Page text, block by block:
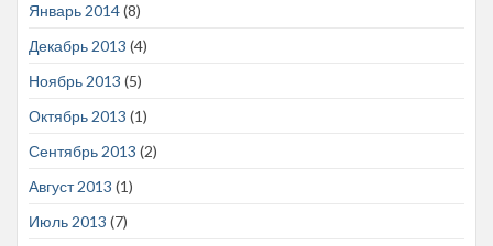
Январь 2014(8)
Декабрь 2013 (4)
Ноябрь 2013 (5)
Октябрь 2013 (1)
Сентябрь 2013 (2)
Август 2013 (1)
Июль 2013 (7)